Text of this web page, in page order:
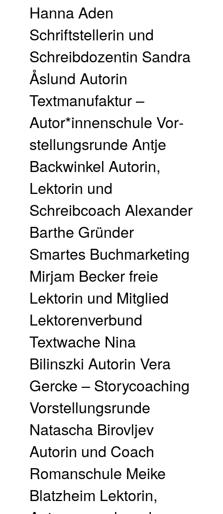
Hanna Aden
Schriftstellerin und
Schreibdozentin Sandra
Åslund Autorin
Textmanufaktur –
Autor*innenschule Vor­
stellungs­runde Antje
Backwinkel Autorin,
Lektorin und
Schreibcoach Alexander
Barthe Gründer
Smartes Buchmarketing
Mirjam Becker freie
Lektorin und Mitglied
Lektorenverbund
Textwache Nina
Bilinszki Autorin Vera
Gercke – Storycoaching
Vorstellungsrunde
Natascha Birovljev
Autorin und Coach
Romanschule Meike
Blatzheim Lektorin,